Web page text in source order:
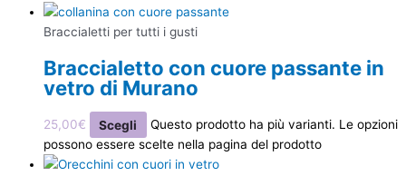
Braccialetti per tutti i gusti
Braccialetto con cuore passante in
vetro di Murano
25,00€ Scegli
Questo prodotto ha più varianti. Le opzioni
possono essere scelte nella pagina del prodotto